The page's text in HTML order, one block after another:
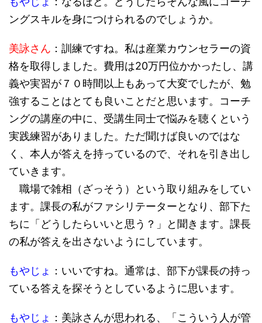
ングスキルを身につけられるのでしょうか。
美詠さん ：訓練ですね。私は産業カウンセラーの資
格を取得しました。費用は20万円位かかったし、講
義や実習が７０時間以上もあって大変でしたが、勉
強することはとても良いことだと思います。コーチ
ングの講座の中に、受講生同士で悩みを聴くという
実践練習がありました。ただ聞けば良いのではな
く、本人が答えを持っているので、それを引き出し
ていきます。
職場で雑相（ざっそう）という取り組みをしてい
ます。課長の私がファシリテーターとなり、部下た
ちに「どうしたらいいと思う？」と聞きます。課長
の私が答えを出さないようにしています。
もやじょ ：いいですね。通常は、部下が課長の持っ
ている答えを探そうとしているように思います。
もやじょ ：美詠さんが思われる、「こういう人が管